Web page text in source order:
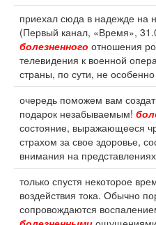
приехал сюда в надежде на
(Первый канал, «Время»,
болезненного отношения
телевидения к военной
страны, по сути, не особенно
очередь поможем вам
подарок незабываемым!
состояние, выражающееся
страхом за свое здоровье,
внимания на представлениях
только спустя некоторое
воздействия тока. Обычно
сопровождаются